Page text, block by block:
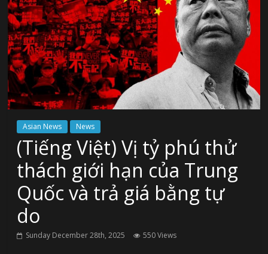
Asian News News
(Tiếng Việt) Vị tỷ phú thử
thách giới hạn của Trung
Quốc và trả giá bằng tự
do
Sunday December 28th, 2025 550 Views